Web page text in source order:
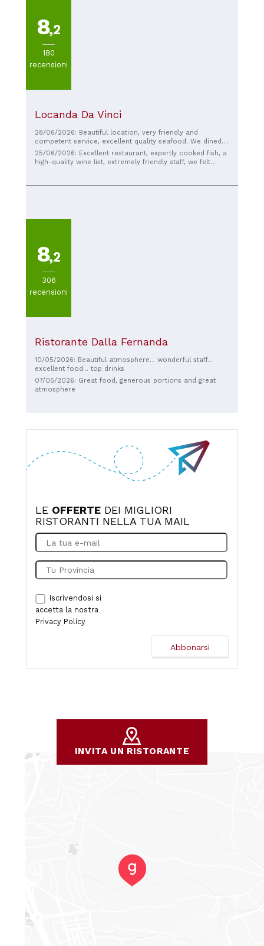
8,2
180
recensioni
Locanda Da Vinci
28/06/2026: Beautiful location, very friendly and
competent service, excellent quality seafood. We dined
outside (with a short wait at around 10 pm) and ordered
a good Verdicchio, local clams, Catalana (the house
specialty), and desserts. At the end of the meal, they
everything). When we pass through Cesenatico, we will
25/06/2026: Excellent restaurant, expertly cooked fish, a
high-quality wine list, extremely friendly staff, we felt
8,2
306
recensioni
Ristorante Dalla Fernanda
10/05/2026: Beautiful atmosphere... wonderful staff...
excellent food... top drinks
07/05/2026: Great food, generous portions and great
atmosphere
LE OFFERTE DEI MIGLIORI
RISTORANTI NELLA TUA MAIL
Iscrivendosi si
accetta la nostra
Privacy Policy
INVITA UN RISTORANTE